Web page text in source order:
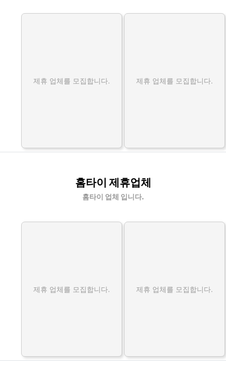
제휴 업체를 모집합니다. 제휴 업체를 모집합니다.
홈타이 제휴업체
홈타이 업체 입니다.
제휴 업체를 모집합니다. 제휴 업체를 모집합니다.